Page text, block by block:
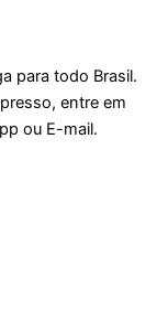
para todo Brasil.
entre em
ou E-mail.